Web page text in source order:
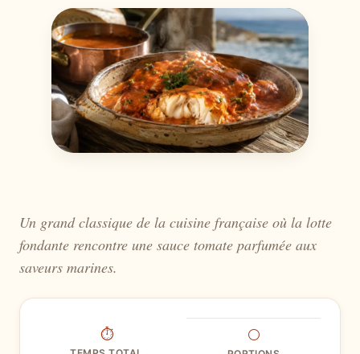
Un grand classique de la cuisine française où la lotte
fondante rencontre une sauce tomate parfumée aux
saveurs marines.
⏱ ⚪